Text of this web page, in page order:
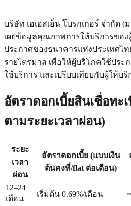
บริษัท เอเอสเอ็น โบรกเกอร์ จำกัด (
เผยข้อมูลคุณภาพการให้บริการของ
ประกาศของธนาคารแห่งประเทศไท
รายไตรมาส เพื่อให้ผู้บริโภคใช้ประ
ใช้บริการ และเปรียบเทียบกับผู้ให้บ
อัตราดอกเบี้ยสินเชื่อทะ
ตามระยะเวลาผ่อน)
ระยะ
เวลา
ผ่อน
อัตราดอกเบี้ย (แบบเงิน
ต้นคงที่/flat ต่อเดือน)
12–24
เดือน
เริ่มต้น 0.69%/เดือน